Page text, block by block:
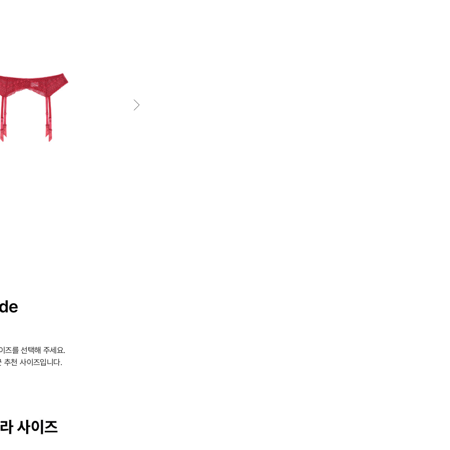
즈를 선택해 주세요.
추천 사이즈입니다.